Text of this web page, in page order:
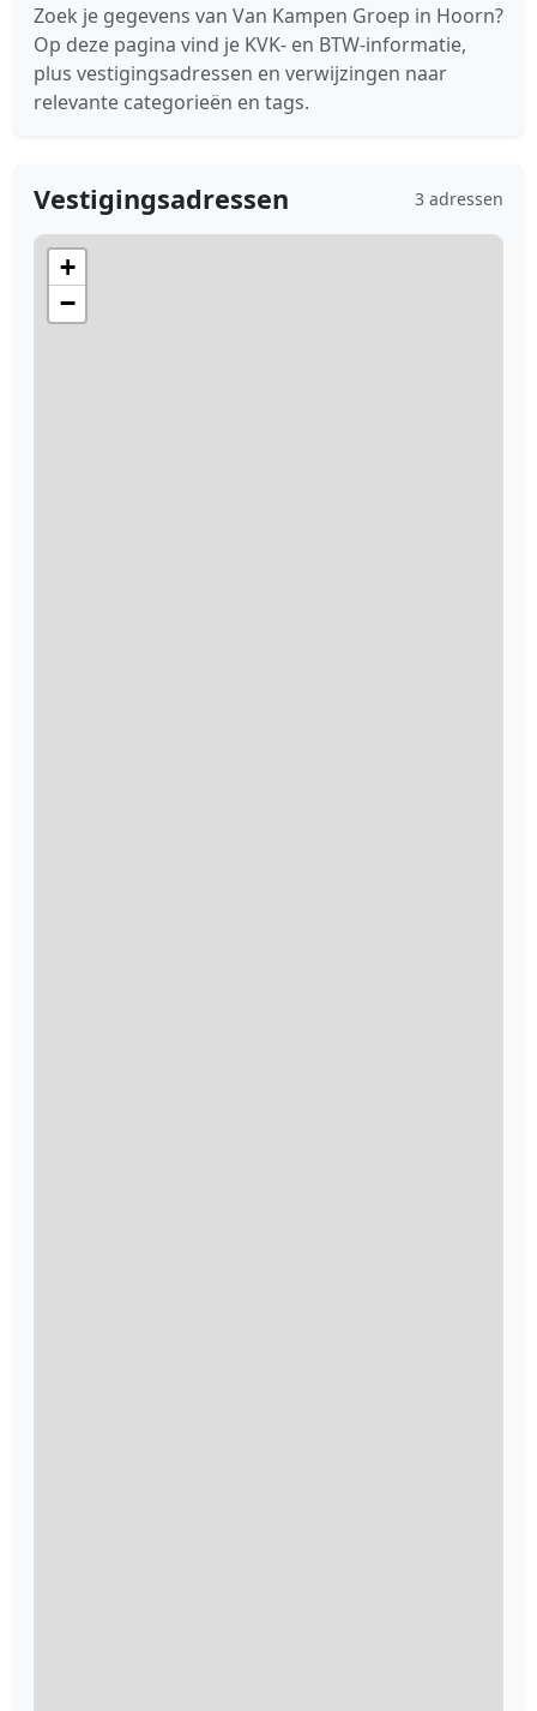
Zoek je gegevens van Van Kampen Groep in Hoorn?
Op deze pagina vind je KVK- en BTW-informatie,
plus vestigingsadressen en verwijzingen naar
relevante categorieën en tags.
Vestigingsadressen 3 adressen
+
−